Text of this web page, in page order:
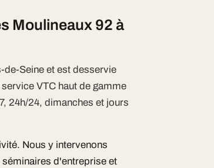
Moulineaux 92 à
Seine et est desservie
VTC haut de gamme
24h/24, dimanches et jours
Nous y intervenons
d'entreprise et